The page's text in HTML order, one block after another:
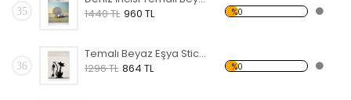
35
1440 TL 960 TL %0
36
Temalı Beyaz Eşya Sticker
1296 TL 864 TL %0